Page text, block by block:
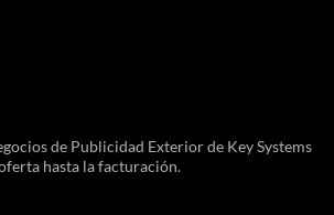
de Publicidad Exterior de Key Systems
hasta la facturación.